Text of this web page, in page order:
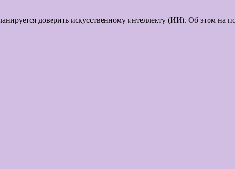
доверить искусственному интеллекту (ИИ). Об этом на